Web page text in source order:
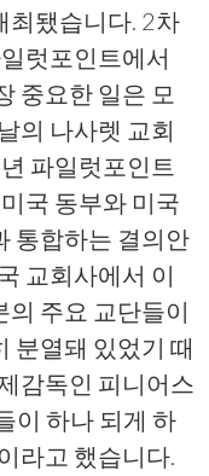
최됐습니다. 2차
럿포인트에서
중요한 일은 모
의 나사렛 교회
파일럿포인트
국 동부와 미국
통합하는 결의안
교회사에서 이
주요 교단들이
분열돼 있었기 때
감독인 피니어스
이 하나 되게 하
라고 했습니다.